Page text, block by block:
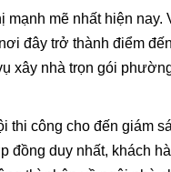
mạnh mẽ nhất hiện nay.
đây trở thành điểm
xây nhà trọn gói
thi công cho đến giám
đồng duy nhất, khách